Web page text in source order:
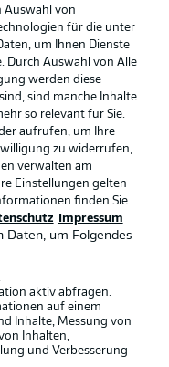
verwalten
GmbH
Auswahl von
für die unter
um Ihnen Dienste
Durch Auswahl von Alle
werden diese
sind manche Inhalte
so relevant für Sie.
aufrufen, um Ihre
zu widerrufen,
verwalten am
Einstellungen gelten
finden Sie
Impressum
Daten, um Folgendes
aktiv abfragen.
auf einem
Inhalte, Messung von
Inhalten,
und Verbesserung